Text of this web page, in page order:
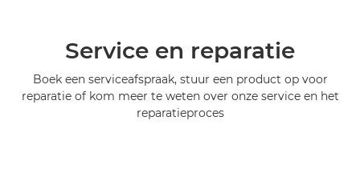
Service en reparatie
Boek een serviceafspraak, stuur een product op voor
reparatie of kom meer te weten over onze service en het
reparatieproces